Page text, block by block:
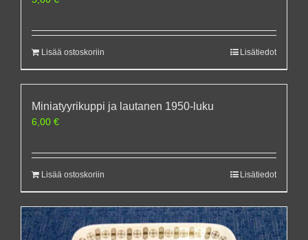
Lisää ostoskoriin Lisätiedot
Miniatyyrikuppi ja lautanen 1950-luku
6,00 €
Lisää ostoskoriin Lisätiedot